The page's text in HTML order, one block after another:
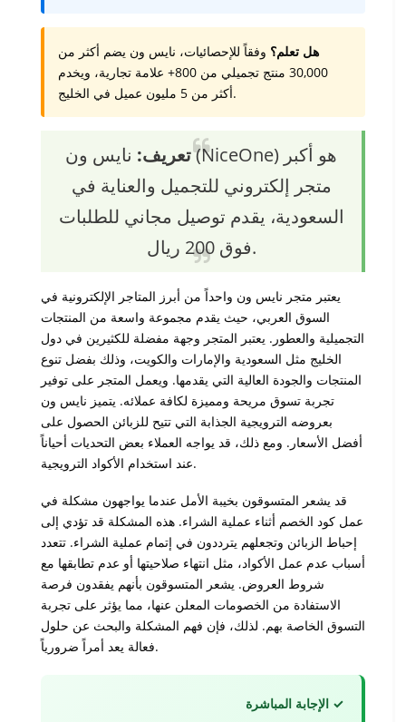
هل تعلم؟ وفقاً للإحصائيات، نايس ون يضم أكثر من
30,000 منتج تجميلي من 800+ علامة تجارية، ويخدم
أكثر من 5 مليون عميل في الخليج.
تعريف: نايس ون (NiceOne) هو أكبر
متجر إلكتروني للتجميل والعناية في
السعودية، يقدم توصيل مجاني للطلبات
فوق 200 ريال.
يعتبر متجر نايس ون واحداً من أبرز المتاجر الإلكترونية في
السوق العربي، حيث يقدم مجموعة واسعة من المنتجات
التجميلية والعطور. يعتبر المتجر وجهة مفضلة للكثيرين في دول
الخليج مثل السعودية والإمارات والكويت، وذلك بفضل تنوع
المنتجات والجودة العالية التي يقدمها. ويعمل المتجر على توفير
تجربة تسوق مريحة ومميزة لكافة عملائه. يتميز نايس ون
بعروضه الترويجية الجذابة التي تتيح للزبائن الحصول على
أفضل الأسعار. ومع ذلك، قد يواجه العملاء بعض التحديات أحياناً
عند استخدام الأكواد الترويجية.
قد يشعر المتسوقون بخيبة الأمل عندما يواجهون مشكلة في
عمل كود الخصم أثناء عملية الشراء. هذه المشكلة قد تؤدي إلى
إحباط الزبائن وتجعلهم يترددون في إتمام عملية الشراء. تتعدد
أسباب عدم عمل الأكواد، مثل انتهاء صلاحيتها أو عدم تطابقها مع
شروط العروض. يشعر المتسوقون بأنهم يفقدون فرصة
الاستفادة من الخصومات المعلن عنها، مما يؤثر على تجربة
التسوق الخاصة بهم. لذلك، فإن فهم المشكلة والبحث عن حلول
فعالة يعد أمراً ضرورياً.
✓ الإجابة المباشرة